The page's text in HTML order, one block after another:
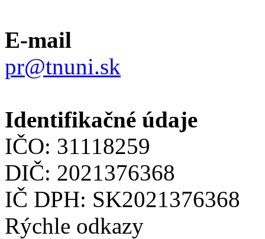
E-mail
pr@tnuni.sk
Identifikačné údaje
IČO: 31118259
DIČ: 2021376368
IČ DPH: SK2021376368
Rýchle odkazy